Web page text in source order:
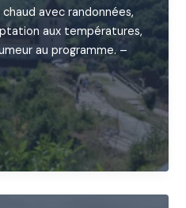
avec randonnées,
aux températures,
au programme. –